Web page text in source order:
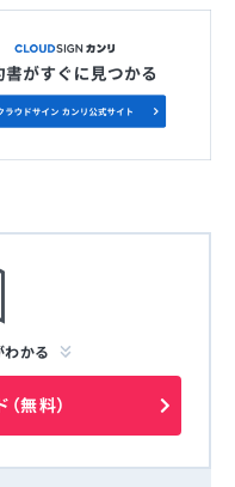
わかる
無料）